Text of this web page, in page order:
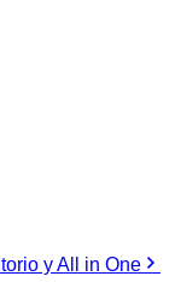
y All in One